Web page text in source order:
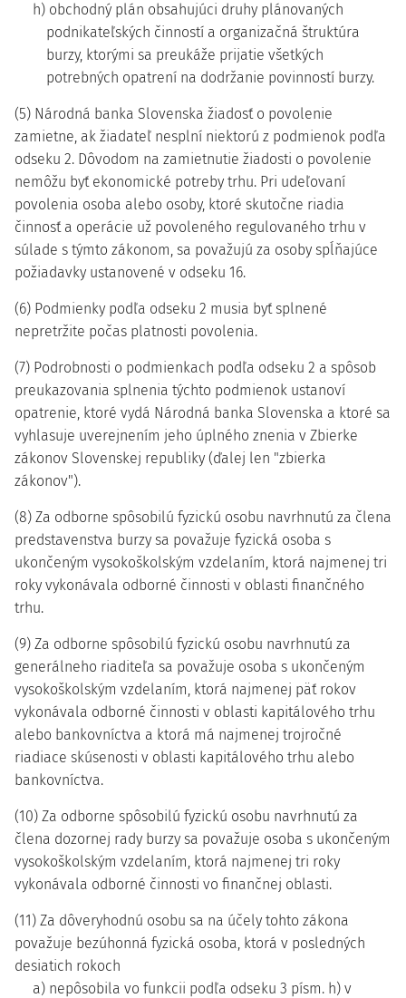
h) obchodný plán obsahujúci druhy plánovaných
podnikateľských činností a organizačná štruktúra
burzy, ktorými sa preukáže prijatie všetkých
potrebných opatrení na dodržanie povinností burzy.
(5) Národná banka Slovenska žiadosť o povolenie
zamietne, ak žiadateľ nesplní niektorú z podmienok podľa
odseku 2. Dôvodom na zamietnutie žiadosti o povolenie
nemôžu byť ekonomické potreby trhu. Pri udeľovaní
povolenia osoba alebo osoby, ktoré skutočne riadia
činnosť a operácie už povoleného regulovaného trhu v
súlade s týmto zákonom, sa považujú za osoby spĺňajúce
požiadavky ustanovené v odseku 16.
(6) Podmienky podľa odseku 2 musia byť splnené
nepretržite počas platnosti povolenia.
(7) Podrobnosti o podmienkach podľa odseku 2 a spôsob
preukazovania splnenia týchto podmienok ustanoví
opatrenie, ktoré vydá Národná banka Slovenska a ktoré sa
vyhlasuje uverejnením jeho úplného znenia v Zbierke
zákonov Slovenskej republiky (ďalej len "zbierka
zákonov").
(8) Za odborne spôsobilú fyzickú osobu navrhnutú za člena
predstavenstva burzy sa považuje fyzická osoba s
ukončeným vysokoškolským vzdelaním, ktorá najmenej tri
roky vykonávala odborné činnosti v oblasti finančného
trhu.
(9) Za odborne spôsobilú fyzickú osobu navrhnutú za
generálneho riaditeľa sa považuje osoba s ukončeným
vysokoškolským vzdelaním, ktorá najmenej päť rokov
vykonávala odborné činnosti v oblasti kapitálového trhu
alebo bankovníctva a ktorá má najmenej trojročné
riadiace skúsenosti v oblasti kapitálového trhu alebo
bankovníctva.
(10) Za odborne spôsobilú fyzickú osobu navrhnutú za
člena dozornej rady burzy sa považuje osoba s ukončeným
vysokoškolským vzdelaním, ktorá najmenej tri roky
vykonávala odborné činnosti vo finančnej oblasti.
(11) Za dôveryhodnú osobu sa na účely tohto zákona
považuje bezúhonná fyzická osoba, ktorá v posledných
desiatich rokoch
a) nepôsobila vo funkcii podľa odseku 3 písm. h) v